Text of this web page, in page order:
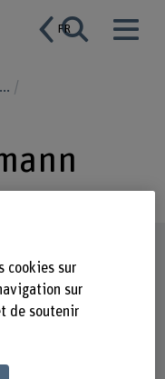
FR
...
cookies sur
sur
de soutenir